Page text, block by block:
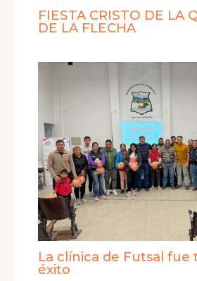
FIESTA CRISTO DE LA
DE LA FLECHA
La clínica de Futsal fue
éxito